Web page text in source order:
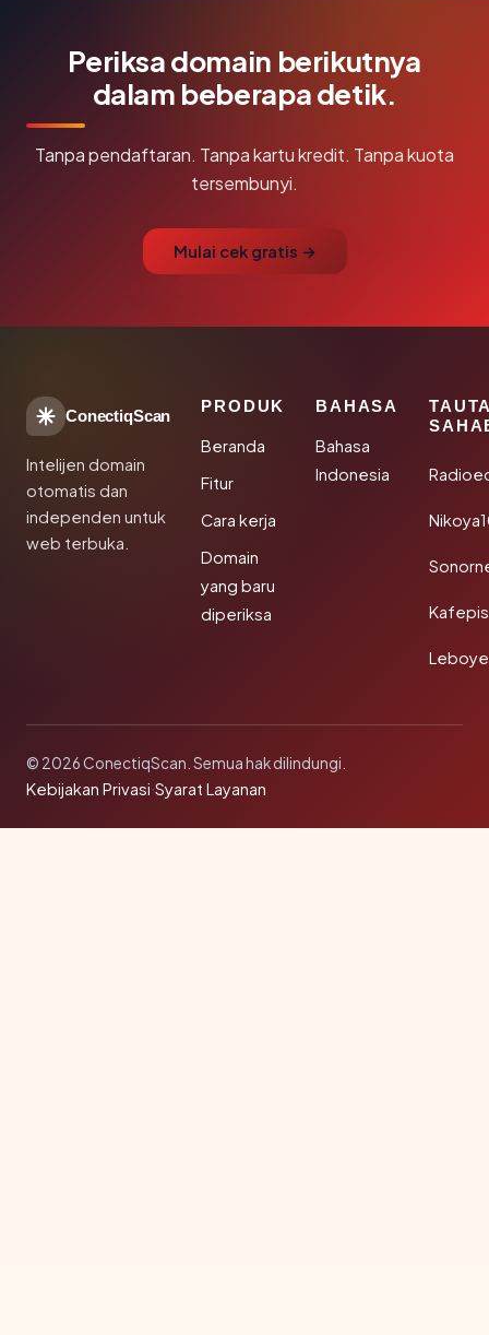
Periksa domain berikutnya
dalam beberapa detik.
Tanpa pendaftaran. Tanpa kartu kredit. Tanpa kuota
tersembunyi.
Mulai cek gratis →
ConectiqScan
Intelijen domain
otomatis dan
independen untuk
web terbuka.
PRODUK
Beranda
Fitur
Cara kerja
Domain
yang baru
diperiksa
BAHASA
Bahasa
Indonesia
© 2026 ConectiqScan. Semua hak dilindungi.
Kebijakan Privasi·Syarat Layanan